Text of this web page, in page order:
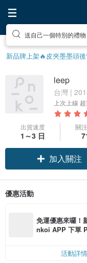
送自己一個特別的禮物
新品牌上架🔥皮夾墨墨頭
leep
台灣 |
上次上線
出貨速度
1～3 日
關
加入關注
優惠活動
免運優惠來囉！
nkoi APP 下單
活動詳情